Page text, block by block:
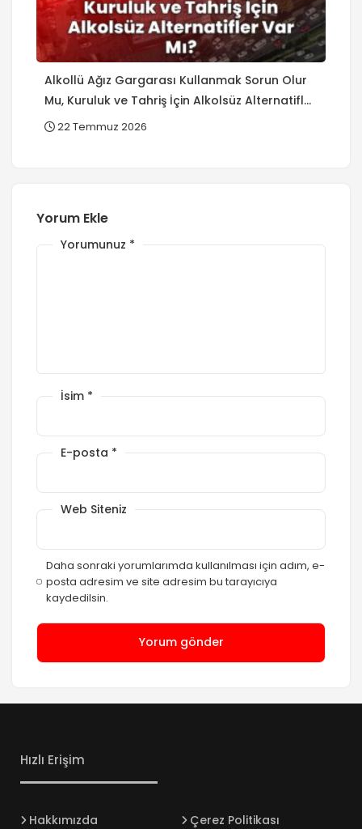
Alkollü Ağız Gargarası Kullanmak Sorun Olur
Mu, Kuruluk ve Tahriş İçin Alkolsüz Alternatifler
Var Mı?
22 Temmuz 2026
Yorum Ekle
Yorumunuz *
İsim *
E-posta *
Web Siteniz
Daha sonraki yorumlarımda kullanılması için adım, e-
posta adresim ve site adresim bu tarayıcıya
kaydedilsin.
Hızlı Erişim
Hakkımızda
Çerez Politikası